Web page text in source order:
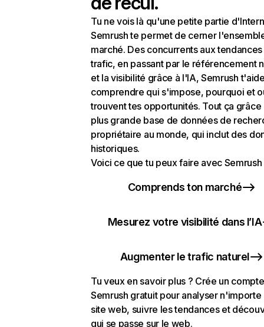
Tu ne vois là qu'une petite partie
Semrush te permet de cerner
marché. Des concurrents aux
trafic, en passant par le référencement
et la visibilité grâce à l'IA, Semrush
comprendre qui s'impose, pourquoi et
trouvent tes opportunités. Tout ça grâce
plus grande base de données de
propriétaire au monde, qui inclut des
historiques.
Voici ce que tu peux faire avec Semrush
Comprends ton marché
Mesurez votre visibilité dans l’IA
Augmenter le trafic naturel
Tu veux en savoir plus ? Crée un compte
Semrush gratuit pour analyser n'importe
site web, suivre les tendances et
qui se passe sur le web.